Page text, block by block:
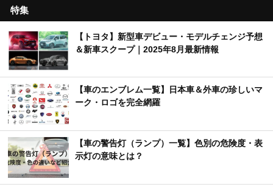
特集
【トヨタ】新型車デビュー・モデルチェンジ予想
＆新車スクープ｜2025年8月最新情報
【車のエンブレム一覧】日本車＆外車の珍しいマ
ーク・ロゴを完全網羅
【車の警告灯（ランプ）一覧】色別の危険度・表
示灯の意味とは？